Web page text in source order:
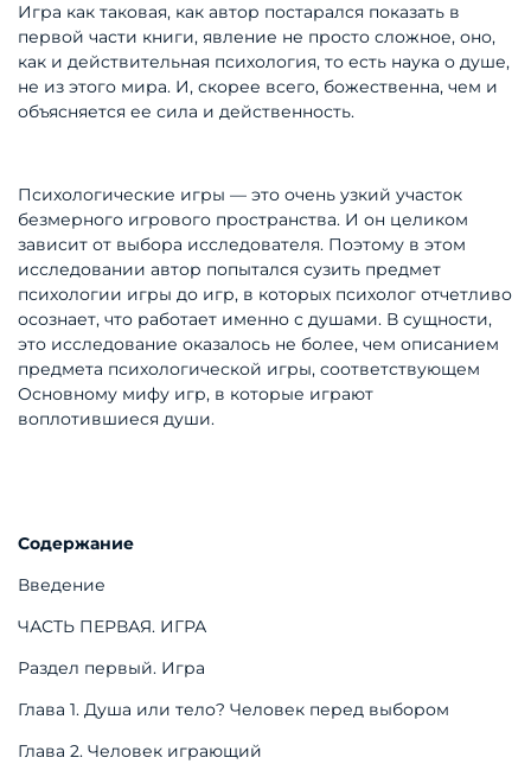
Игра как таковая, как автор постарался показать в
первой части книги, явление не просто сложное, оно,
как и действительная психология, то есть наука о душе,
не из этого мира. И, скорее всего, божественна, чем и
объясняется ее сила и действенность.
Психологические игры — это очень узкий участок
безмерного игрового пространства. И он целиком
зависит от выбора исследователя. Поэтому в этом
исследовании автор попытался сузить предмет
психологии игры до игр, в которых психолог отчетливо
осознает, что работает именно с душами. В сущности,
это исследование оказалось не более, чем описанием
предмета психологической игры, соответствующем
Основному мифу игр, в которые играют
воплотившиеся души.
Содержание
Введение
ЧАСТЬ ПЕРВАЯ. ИГРА
Раздел первый. Игра
Глава 1. Душа или тело? Человек перед выбором
Глава 2. Человек играющий